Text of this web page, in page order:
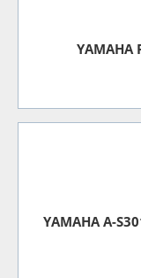
YAMAHA
YAMAHA A-